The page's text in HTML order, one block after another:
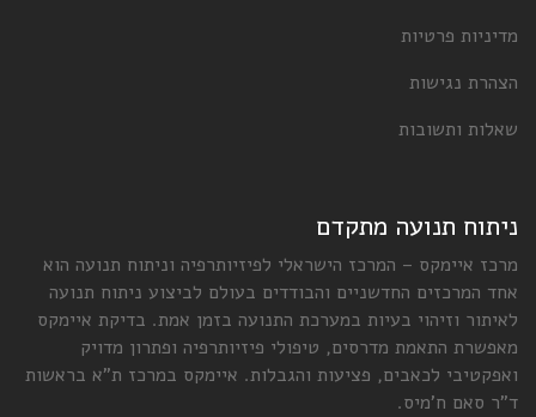
מדיניות פרטיות
הצהרת נגישות
שאלות ותשובות
ניתוח תנועה מתקדם
מרכז איימקס – המרכז הישראלי לפיזיותרפיה וניתוח תנועה הוא
אחד המרכזים החדשניים והבודדים בעולם לביצוע ניתוח תנועה
לאיתור וזיהוי בעיות במערכת התנועה בזמן אמת. בדיקת איימקס
מאפשרת התאמת מדרסים, טיפולי פיזיותרפיה ופתרון מדויק
ואפקטיבי לכאבים, פציעות והגבלות. איימקס במרכז ת"א בראשות
ד"ר סאם ח'מיס.